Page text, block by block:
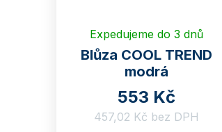
Expedujeme do 3 dnů
Blůza COOL TREND
modrá
553 Kč
457,02 Kč bez DPH